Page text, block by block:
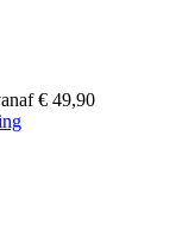
€ 49,90